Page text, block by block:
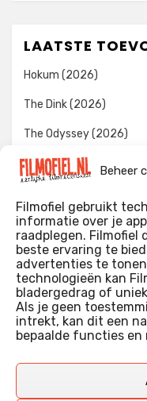
Beheer
Filmofiel gebruikt
informatie over je
raadplegen. Filmofiel
beste ervaring te
advertenties te
technologieën kan
bladergedrag of
Als je geen
intrekt, kan dit een
bepaalde functies en
LAATSTE
Hokum (2026)
The Dink (2026)
The Odyssey (2026)
Evil Dead Burn (2026)
WIE IK BEN…?
Ik ben ooit begonnen
films keek dat ik af en
niet gezien had. Ik ben
erg lang in een
Deze recensies zijn